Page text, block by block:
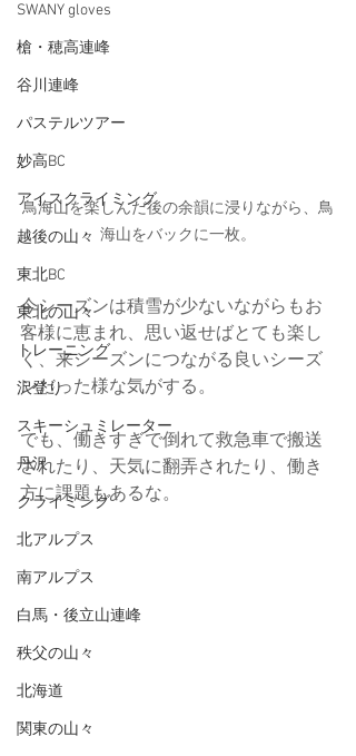
SWANY gloves
槍・穂高連峰
谷川連峰
パステルツアー
妙高BC
アイスクライミング
越後の山々
東北BC
東北の山々
トレーニング
沢登り
スキーシュミレーター
丹沢
クライミング
北アルプス
南アルプス
白馬・後立山連峰
秩父の山々
北海道
関東の山々
鳥海山を楽しんだ後の余韻に浸りながら、鳥
海山をバックに一枚。
今シーズンは積雪が少ないながらもお
客様に恵まれ、思い返せばとても楽し
く、来シーズンにつながる良いシーズ
ンだった様な気がする。
でも、働きすぎで倒れて救急車で搬送
されたり、天気に翻弄されたり、働き
方に課題もあるな。